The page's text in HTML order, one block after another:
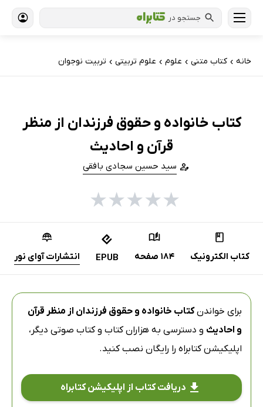
جستجو در
خانه › کتاب‌ متنی › علوم › علوم تربیتی › تربیت نوجوان
کتاب خانواده و حقوق فرزندان از منظر
قرآن و احادیث
سید حسین سجادی بافقی
★
★
★
★
★
کتاب الکترونیک 184 صفحه EPUB انتشارات آوای نور
برای خواندنکتاب خانواده و حقوق فرزندان از منظر قرآن
و احادیث و دسترسی به هزاران کتاب و کتاب صوتی دیگر،
اپلیکیشن کتابراه را رایگان نصب کنید.
دریافت کتاب از اپلیکیشن کتابراه